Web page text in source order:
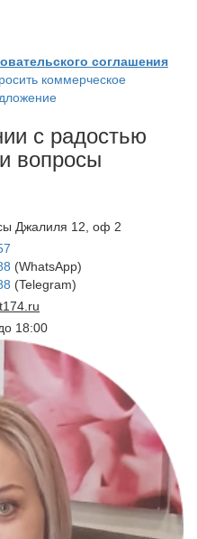
соглашения
коммерческое
с радостью
вопросы
Джалиля 12, оф 2
(WhatsApp)
(Telegram)
18:00